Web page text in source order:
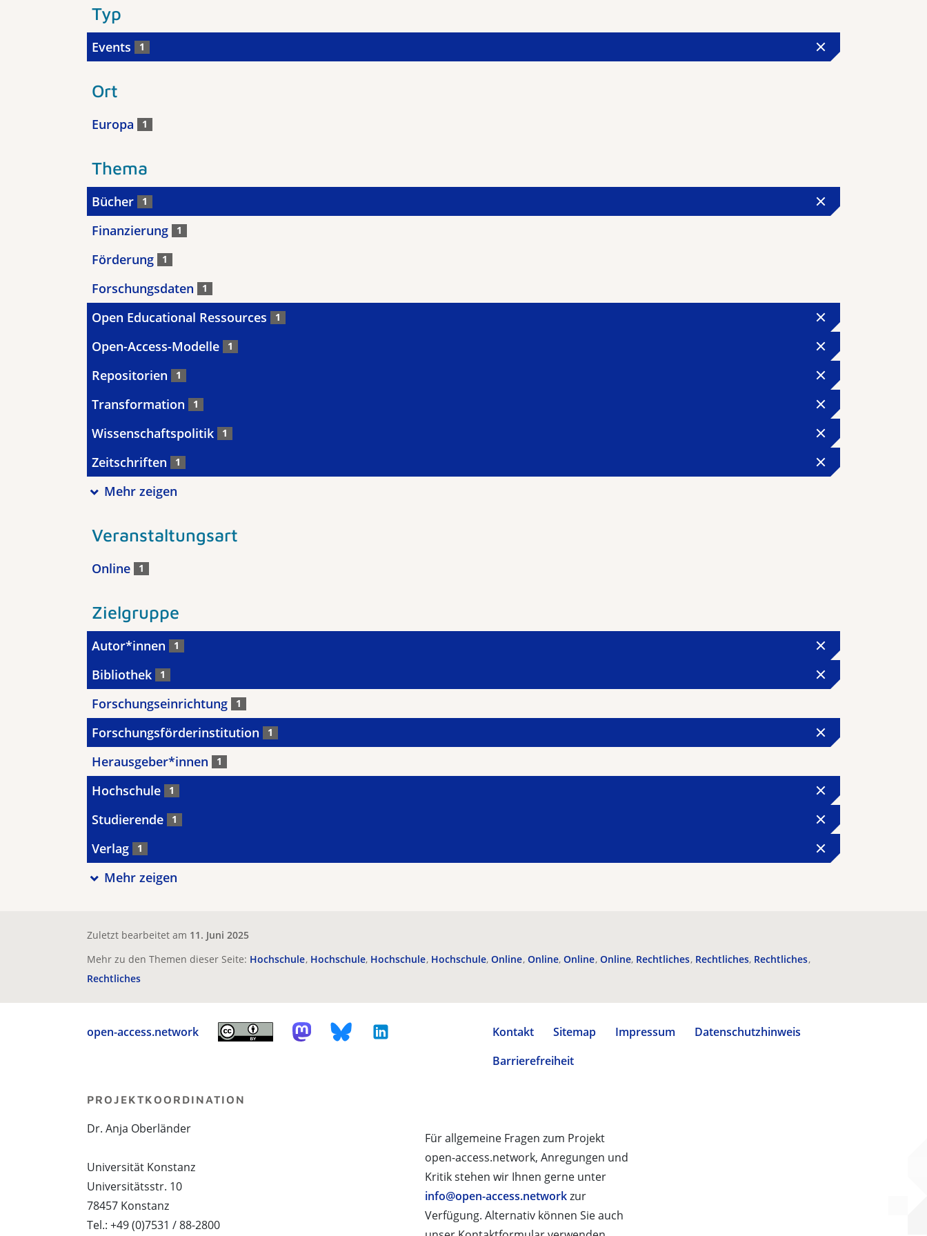
Typ
Events 1
Ort
Europa 1
Thema
Bücher 1
Finanzierung 1
Förderung 1
Forschungsdaten 1
Open Educational Ressources 1
Open-Access-Modelle 1
Repositorien 1
Transformation 1
Wissenschaftspolitik 1
Zeitschriften 1
Mehr zeigen
Veranstaltungsart
Online 1
Zielgruppe
Autor*innen 1
Bibliothek 1
Forschungseinrichtung 1
Forschungsförderinstitution 1
Herausgeber*innen 1
Hochschule 1
Studierende 1
Verlag 1
Mehr zeigen
Zuletzt bearbeitet am 11. Juni 2025
Mehr zu den Themen dieser Seite: Hochschule Hochschule Hochschule Hochschule Online Online Online Online Rechtliches Rechtliches Rechtliches
Rechtliches
open-access.network Kontakt Sitemap Impressum
Datenschutzhinweis
Barrierefreiheit
Für allgemeine Fragen zum Projekt
open-access.network, Anregungen und
Kritik stehen wir Ihnen gerne unter
info@open-access.networkzur
Verfügung. Alternativ können Sie auch
PROJEKTKOORDINATION
Dr. Anja Oberländer
Universität Konstanz
Universitätsstr. 10
78457 Konstanz
Tel.: +49 (0)7531 / 88-2800